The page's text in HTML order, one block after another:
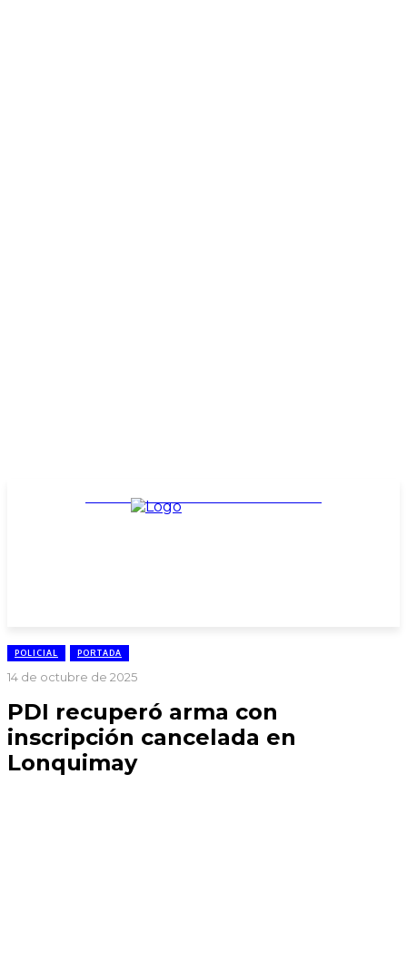
TARIFARIO ELECCIONES 2025
POLICIAL PORTADA
14 de octubre de 2025
PDI recuperó arma con
inscripción cancelada en
Lonquimay